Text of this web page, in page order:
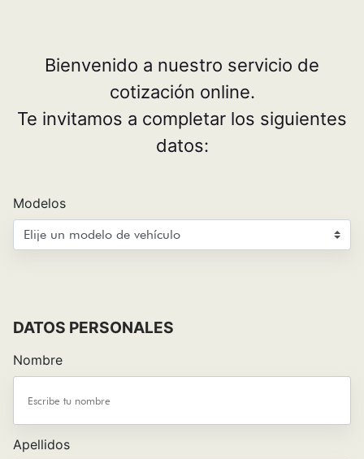
Bienvenido a nuestro servicio de
cotización online.
Te invitamos a completar los siguientes
datos:
Modelos
DATOS PERSONALES
Nombre
Apellidos